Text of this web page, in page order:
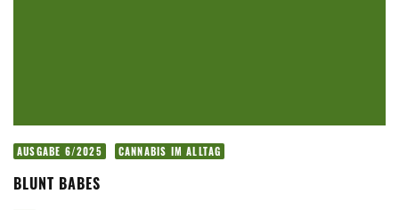
AUSGABE 6/2025 CANNABIS IM ALLTAG
BLUNT BABES